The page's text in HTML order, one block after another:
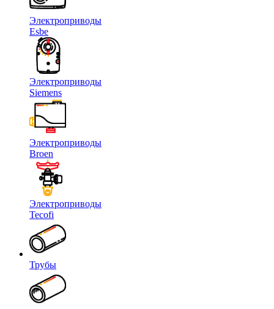
Электроприводы
Esbe
Электроприводы
Siemens
Электроприводы
Broen
Электроприводы
Tecofi
Трубы